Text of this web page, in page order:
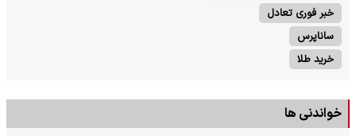
خبر فوری تعادل
ساناپرس
خرید طلا
خواندنی ها